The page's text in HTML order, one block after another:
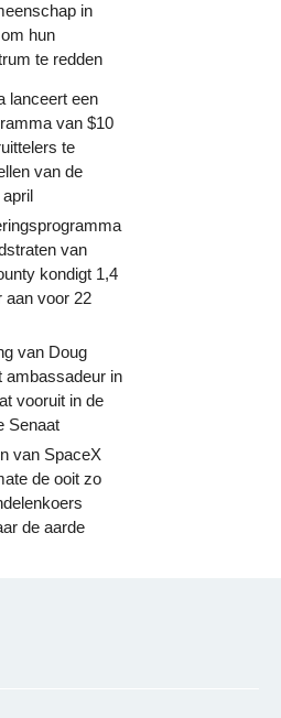
in
hun
te redden
lanceert een
van $10
te
van de
van
kondigt 1,4
aan voor 22
van Doug
ambassadeur in
vooruit in de
Senaat
van SpaceX
de ooit zo
de aarde